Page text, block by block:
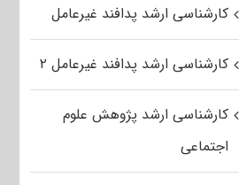
کارشناسی ارشد پدافند غیرعامل
کارشناسی ارشد پدافند غیرعامل ۲
کارشناسی ارشد پژوهش علوم
اجتماعی